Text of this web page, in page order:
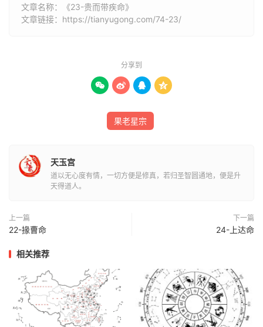
文章名称：《23-贵而带疾命》
文章链接： https://tianyugong.com/74-23/
分享到
   
果老星宗
天玉宫
道以无心度有情，一切方便是修真，若归圣智圆通地，便是升
天得道人。
上一篇
22-掾曹命
下一篇
24-上达命
相关推荐